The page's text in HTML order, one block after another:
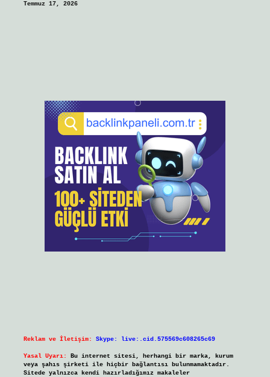
Temmuz 17, 2026
Reklam ve İletişim: Skype: live:.cid.575569c608265c69
Yasal Uyarı:
Bu internet sitesi, herhangi bir marka, kurum
veya şahıs şirketi ile hiçbir bağlantısı bulunmamaktadır.
Sitede yalnızca kendi hazırladığımız makaleler